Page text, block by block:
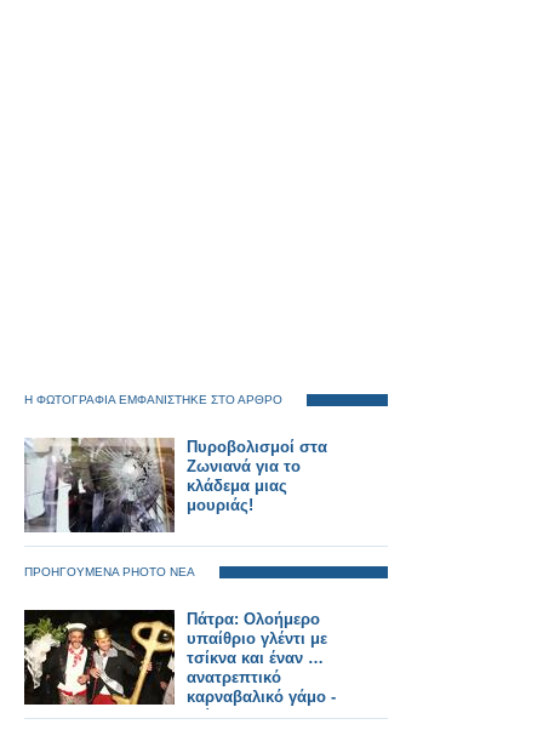
Η ΦΩΤΟΓΡΑΦΙΑ ΕΜΦΑΝΙΣΤΗΚΕ ΣΤΟ ΑΡΘΡΟ
Πυροβολισμοί στα
Ζωνιανά για το
κλάδεμα μιας
μουριάς!
ΠΡΟΗΓΟΥΜΕΝΑ PHOTO ΝΕΑ
Πάτρα: Oλοήμερο
υπαίθριο γλέντι με
τσίκνα και έναν …
ανατρεπτικό
καρναβαλικό γάμο -
Δείτε φωτο